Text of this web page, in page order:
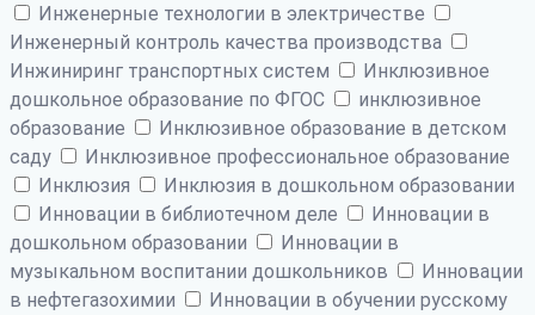
Инженерные технологии в электричестве
Инженерный контроль качества производства
Инжиниринг транспортных систем
Инклюзивное
дошкольное образование по ФГОС
инклюзивное
образование
Инклюзивное образование в детском
саду
Инклюзивное профессиональное образование
Инклюзия
Инклюзия в дошкольном образовании
Инновации в библиотечном деле
Инновации в
дошкольном образовании
Инновации в
музыкальном воспитании дошкольников
Инновации
в нефтегазохимии
Инновации в обучении русскому